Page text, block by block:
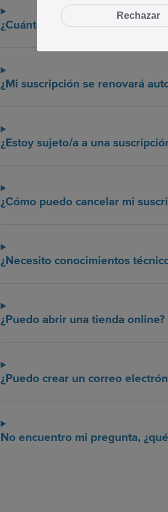
¿Cuánto cuesta cada suscripción?
¿Mi suscripción se renovará
¿Estoy sujeto/a a una
¿Cómo puedo cancelar mi
¿Necesito conocimientos
¿Puedo abrir una tienda online?
¿Puedo crear un correo
No encuentro mi pregunta,
Rechazar